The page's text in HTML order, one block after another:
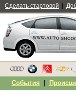
Сделать стартовой
События